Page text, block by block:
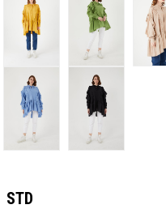
STD